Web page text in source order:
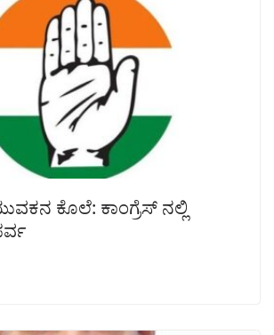
ಕೊಲೆ: ಕಾಂಗ್ರೆಸ್ ನಲ್ಲಿ